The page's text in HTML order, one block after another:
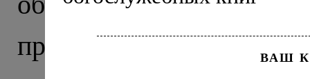
православия на
ВАШ